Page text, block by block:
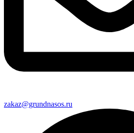
zakaz@grundnasos.ru